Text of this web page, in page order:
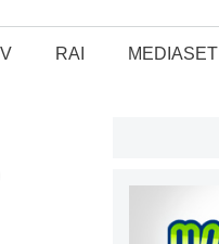
RAI MEDIASET